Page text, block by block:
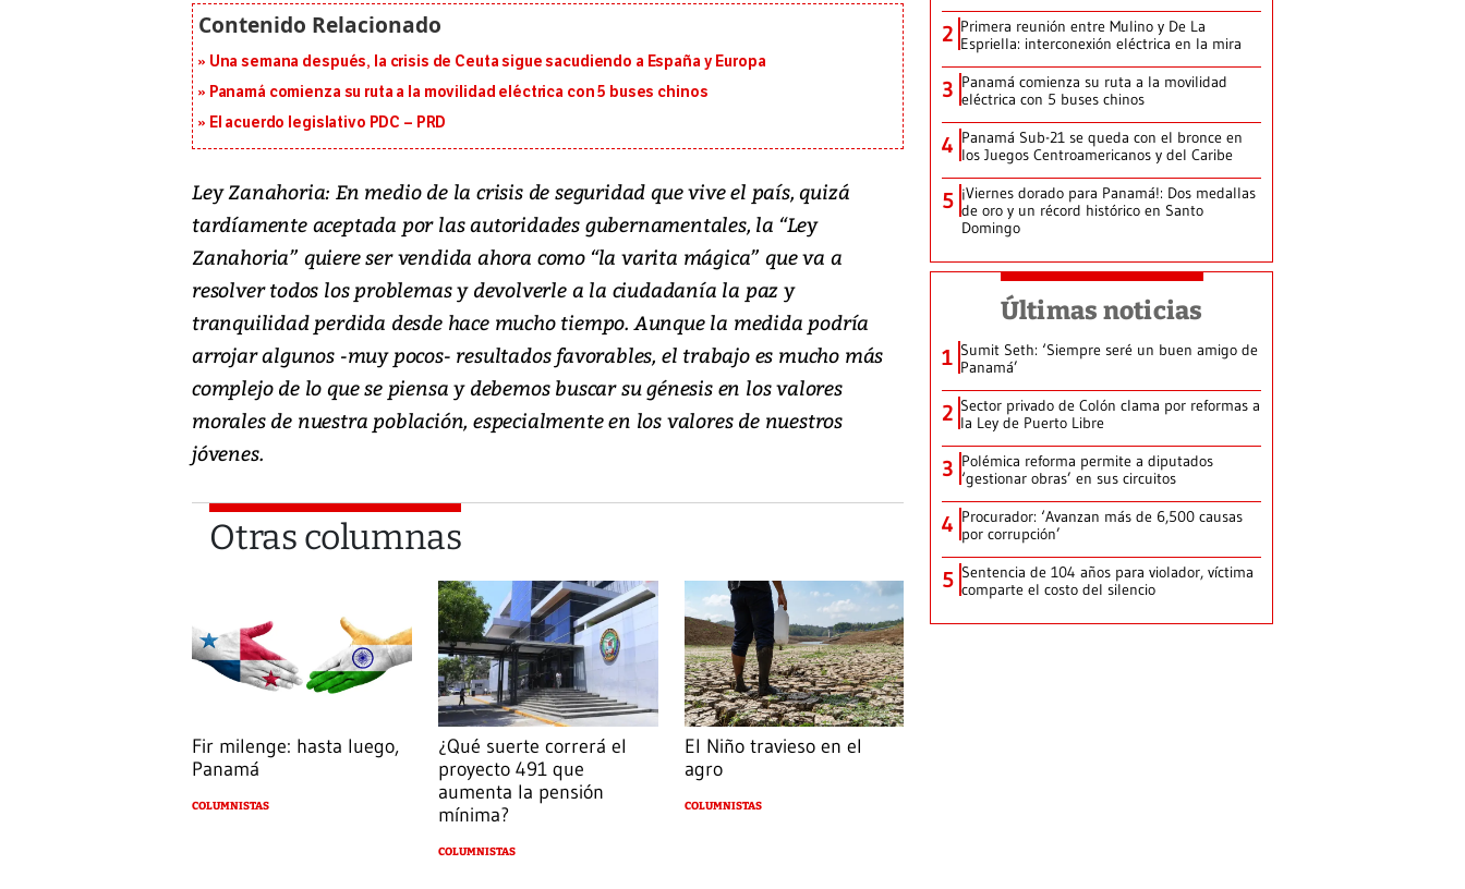
Una semana después, la crisis de Ceuta sigue sacudiendo a España y Europa
Panamá comienza su ruta a la movilidad eléctrica con 5 buses chinos
El acuerdo legislativo PDC – PRD
Ley Zanahoria: En medio de la crisis de seguridad que vive el país, quizá
tardíamente aceptada por las autoridades gubernamentales, la “Ley
Zanahoria” quiere ser vendida ahora como “la varita mágica” que va a
resolver todos los problemas y devolverle a la ciudadanía la paz y
tranquilidad perdida desde hace mucho tiempo. Aunque la medida podría
arrojar algunos -muy pocos- resultados favorables, el trabajo es mucho más
complejo de lo que se piensa y debemos buscar su génesis en los valores
morales de nuestra población, especialmente en los valores de nuestros
jóvenes.
Otras columnas
Fir milenge: hasta luego,
Panamá
COLUMNISTAS
¿Qué suerte correrá el
proyecto 491 que
aumenta la pensión
mínima?
COLUMNISTAS
El Niño travieso en el
agro
COLUMNISTAS
2 Primera reunión entre Mulino y De La
Espriella: interconexión eléctrica en la mira
3 Panamá comienza su ruta a la movilidad
eléctrica con 5 buses chinos
4 Panamá Sub-21 se queda con el bronce en
los Juegos Centroamericanos y del Caribe
5 ¡Viernes dorado para Panamá!: Dos medallas
de oro y un récord histórico en Santo
Domingo
Últimas noticias
1 Sumit Seth: ‘Siempre seré un buen amigo de
Panamá’
2 Sector privado de Colón clama por reformas a
la Ley de Puerto Libre
3 Polémica reforma permite a diputados
‘gestionar obras’ en sus circuitos
4 Procurador: ‘Avanzan más de 6,500 causas
por corrupción’
5 Sentencia de 104 años para violador, víctima
comparte el costo del silencio